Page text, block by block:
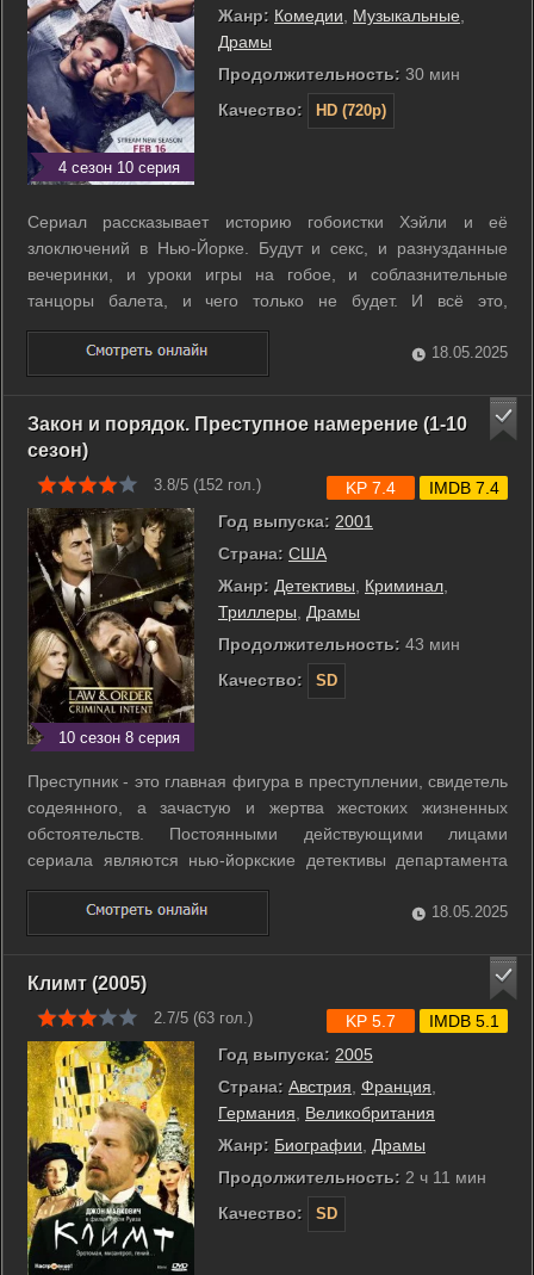
4 сезон 10 серия
Жанр: Комедии Музыкальные
Драмы
Продолжительность: 30 мин
Качество:
HD (720p)
Сериал рассказывает историю гобоистки Хэйли и её
злоключений в Нью-Йорке. Будут и секс, и разнузданные
вечеринки, и уроки игры на гобое, и соблазнительные
танцоры балета, и чего только не будет. И всё это,
разумеется, с классической музыкой фоном и
выступлениями в Нью-Йоркской Филармонии под
руководством старого дирижёра Томаса и нового дирижёра
18.05.2025
Закон и порядок. Преступное намерение (1-10
сезон)
3.8/5 (152 гол.)
10 сезон 8 серия
Год выпуска: 2001
Страна: США
Жанр: Детективы, Криминал,
Триллеры, Драмы
Продолжительность: 43 мин
Качество:
SD
KP 7.4 IMDB 7.4
Преступник - это главная фигура в преступлении, свидетель
содеянного, а зачастую и жертва жестоких жизненных
обстоятельств. Постоянными действующими лицами
сериала являются нью-йоркские детективы департамента
по расследованию убийств. Главный герой -
проницательный детектив Роберт Горен работает в паре с
женщиной-детективом Алекс Имс. Возглавляет ...
18.05.2025
Климт (2005)
2.7/5 (63 гол.)
Год выпуска: 2005
Страна: Австрия Франция
Германия
Великобритания
Жанр: Биографии
Драмы
Продолжительность: 2 ч 11 мин
Качество:
SD
KP 5.7 IMDB 5.1